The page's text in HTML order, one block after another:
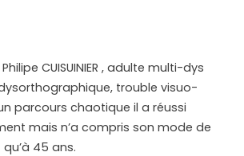
CUISUINIER , adulte multi-dys
trouble visuo-
parcours chaotique il a réussi
mais n’a compris son mode de
45 ans.